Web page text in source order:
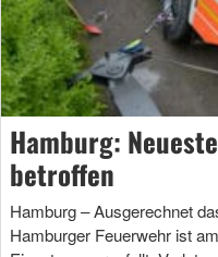
Hamburg:
betroffen
Hamburg – Ausgerechnet
Hamburger Feuerwehr ist